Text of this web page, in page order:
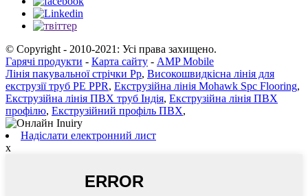
© Copyright - 2010-2021: Усі права захищено.
Гарячі продукти - Карта сайту - AMP Mobile
Лінія пакувальної стрічки Pp, Високошвидкісна лінія для
екструзії труб PE PPR, Екструзійна лінія Mohawk Spc Flooring,
Екструзійна лінія ПВХ труб Індія, Екструзійна лінія ПВХ
профілю, Екструзійний профіль ПВХ,
Надіслати електронний лист
x